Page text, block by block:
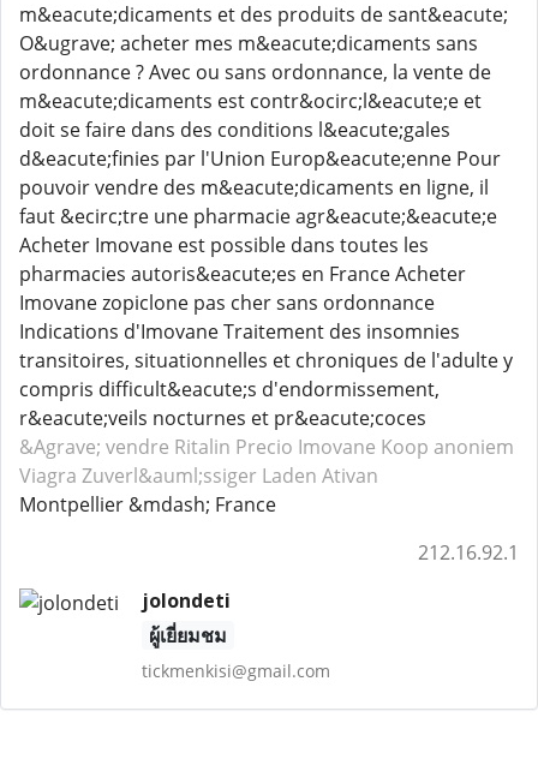
m&eacute;dicaments et des produits de sant&eacute;
O&ugrave; acheter mes m&eacute;dicaments sans
ordonnance ? Avec ou sans ordonnance, la vente de
m&eacute;dicaments est contr&ocirc;l&eacute;e et
doit se faire dans des conditions l&eacute;gales
d&eacute;finies par l'Union Europ&eacute;enne Pour
pouvoir vendre des m&eacute;dicaments en ligne, il
faut &ecirc;tre une pharmacie agr&eacute;&eacute;e
Acheter Imovane est possible dans toutes les
pharmacies autoris&eacute;es en France Acheter
Imovane zopiclone pas cher sans ordonnance
Indications d'Imovane Traitement des insomnies
transitoires, situationnelles et chroniques de l'adulte y
compris difficult&eacute;s d'endormissement,
r&eacute;veils nocturnes et pr&eacute;coces
&Agrave; vendre Ritalin Precio Imovane Koop anoniem
Viagra Zuverl&auml;ssiger Laden Ativan
Montpellier &mdash; France
212.16.92.1
jolondeti
ผู้เยี่ยมชม
tickmenkisi@gmail.com